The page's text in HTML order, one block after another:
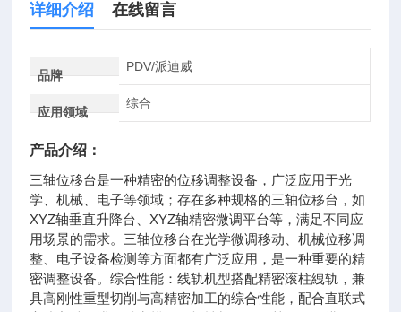
详细介绍 在线留言
品牌
PDV/派迪威
应用领域
综合
产品介绍：
三轴位移台是一种精密的位移调整设备，广泛应用于光
学、机械、电子等领域；存在多种规格的三轴位移台，如
XYZ轴垂直升降台、XYZ轴精密微调平台等，满足不同应
用场景的需求。三轴位移台在光学微调移动、机械位移调
整、电子设备检测等方面都有广泛应用，是一种重要的精
密调整设备。综合性能‌：线轨机型搭配精密滚柱絏轨，兼
具高刚性重型切削与高精密加工的综合性能，配合直联式